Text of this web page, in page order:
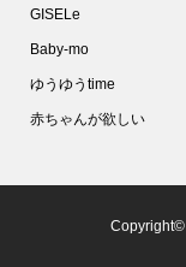
GISELe
Baby-mo
ゆうゆうtime
赤ちゃんが欲しい
Copyright©